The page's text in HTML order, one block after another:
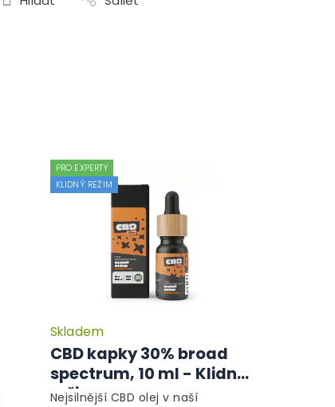
Průměrné
hodnocení
produktu
PRO EXPERTY
KLIDNÝ REŽIM
CBD kapky 30% broad
spectrum, 10 ml - Klidný
režim
Skladem
Nejsilnější CBD olej v naší